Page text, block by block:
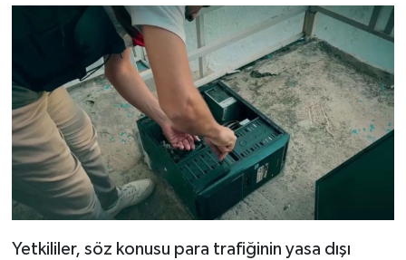
Yetkililer, söz konusu para trafiğinin yasa dışı